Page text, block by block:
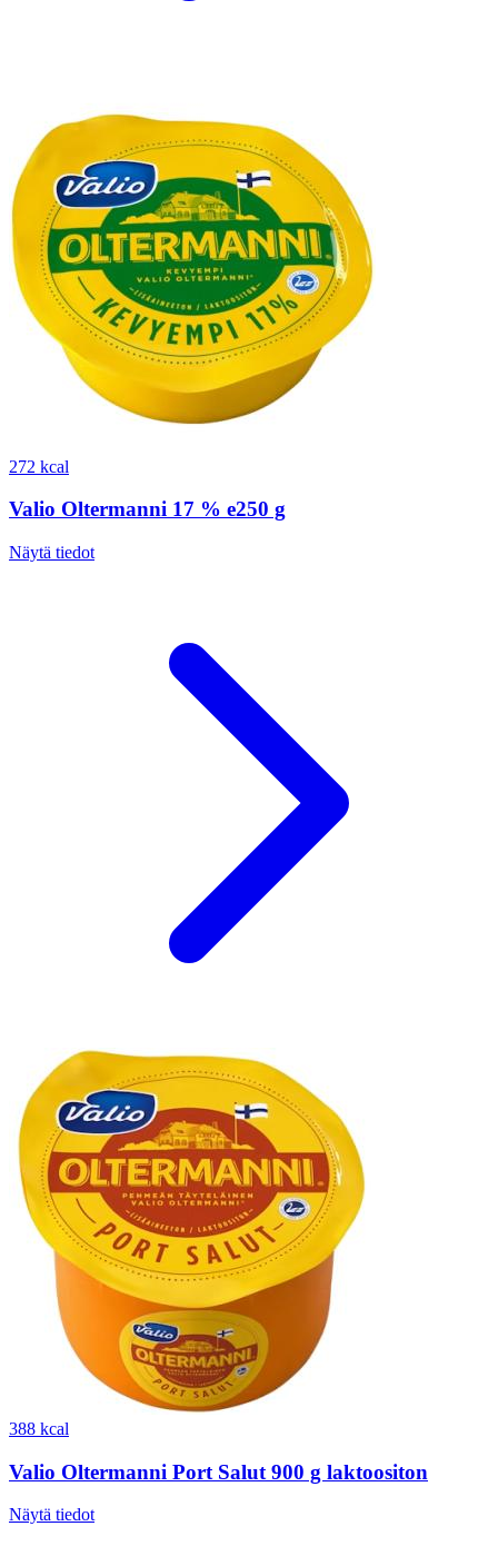
272 kcal
Valio Oltermanni 17 % e250 g
Näytä tiedot
388 kcal
Valio Oltermanni Port Salut 900 g laktoositon
Näytä tiedot